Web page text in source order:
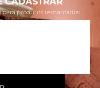
para produtos remarcados